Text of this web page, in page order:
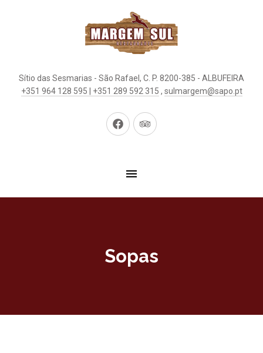
Sítio das Sesmarias - São Rafael, C. P. 8200-385 - ALBUFEIRA
+351 964 128 595 | +351 289 592 315 , sulmargem@sapo.pt
New
New
Sopas